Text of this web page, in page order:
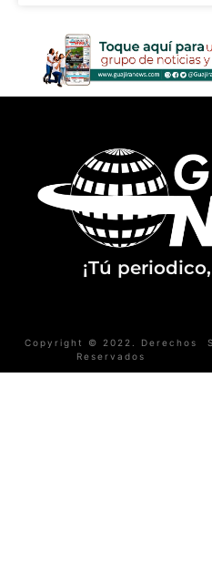
¡Tú
Copyright © 2022. Derechos
Reservados